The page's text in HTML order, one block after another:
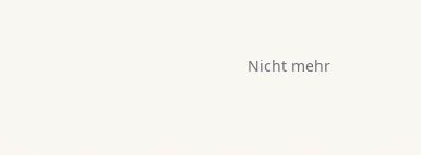
Nicht mehr